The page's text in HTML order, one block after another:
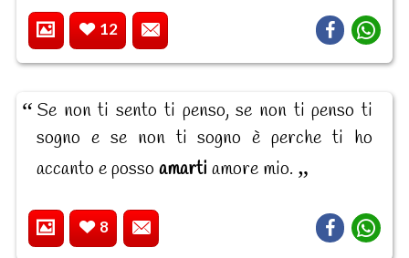
12
Se non ti sento ti penso, se non ti penso ti
sogno e se non ti sogno è perche ti ho
accanto e posso amarti amore mio.
8